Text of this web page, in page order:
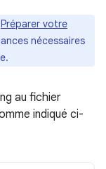
Préparer votre
nécessaires
au fichier
indiqué ci-